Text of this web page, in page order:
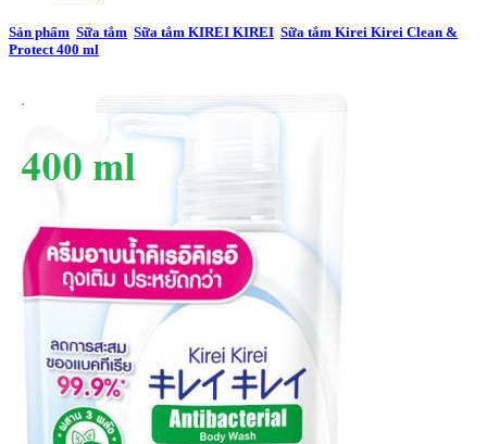
Sản phẩm Sữa tắm Sữa tắm KIREI KIREI Sữa tắm Kirei Kirei Clean &
Protect 400 ml